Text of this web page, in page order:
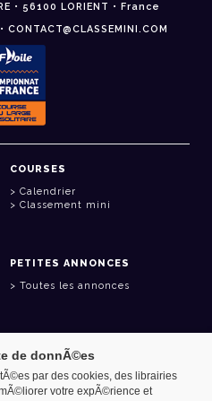
• 56100 LORIENT • France
COURSES
Calendrier
Classement mini
PETITES ANNONCES
Toutes les annonces
de donnÃ©es
par des cookies, des librairies
votre expÃ©rience et